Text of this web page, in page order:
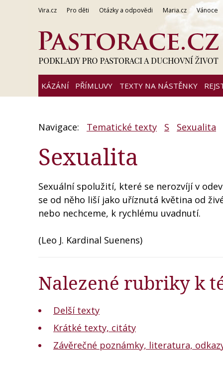
Vira.cz Pro děti Otázky a odpovědi Maria.cz Vánoce
KÁZÁNÍ PŘÍMLUVY TEXTY NA NÁSTĚNKY
Navigace: Tematické texty S Sexualita
Sexualita
Sexuální spolužití, které se nerozvíjí v
se od něho liší jako uříznutá květina od
nebo nechceme, k rychlému uvadnutí.
(Leo J. Kardinal Suenens)
Nalezené rubriky k
Delší texty
Krátké texty, citáty
Závěrečné poznámky, literatura,